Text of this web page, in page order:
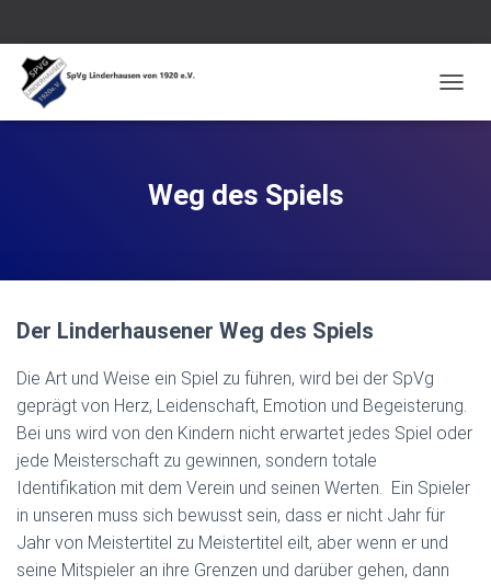
A
A
L
N
Weg des Spiels
Der Linderhausener Weg des Spiels
Die Art und Weise ein Spiel zu führen, wird bei der SpVg
geprägt von Herz, Leidenschaft, Emotion und Begeisterung.
Bei uns wird von den Kindern nicht erwartet jedes Spiel oder
jede Meisterschaft zu gewinnen, sondern totale
Identifikation mit dem Verein und seinen Werten. Ein Spieler
in unseren muss sich bewusst sein, dass er nicht Jahr für
Jahr von Meistertitel zu Meistertitel eilt, aber wenn er und
seine Mitspieler an ihre Grenzen und darüber gehen, dann